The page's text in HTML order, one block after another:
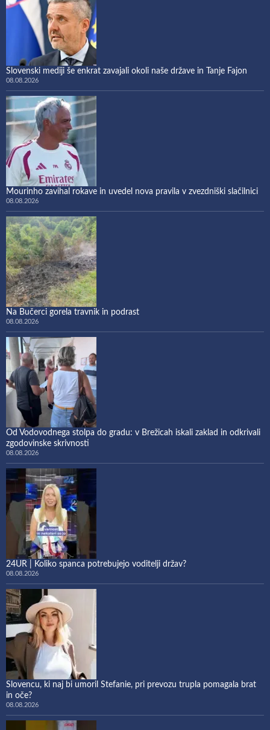
Slovenski mediji še enkrat zavajali okoli naše države in Tanje Fajon
08.08.2026
Mourinho zavihal rokave in uvedel nova pravila v zvezdniški slačilnici
08.08.2026
Na Bučerci gorela travnik in podrast
08.08.2026
Od Vodovodnega stolpa do gradu: v Brežicah iskali zaklad in odkrivali
zgodovinske skrivnosti
08.08.2026
24UR | Koliko spanca potrebujejo voditelji držav?
08.08.2026
Slovencu, ki naj bi umoril Stefanie, pri prevozu trupla pomagala brat
in oče?
08.08.2026